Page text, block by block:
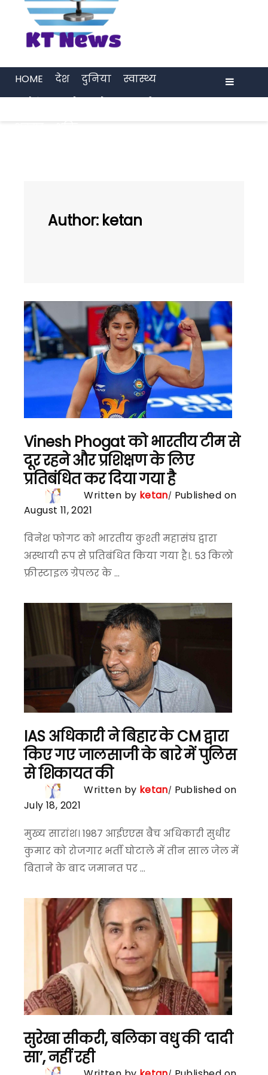
HOME देश दुनिया
स्वास्थ्य
Author: ketan
Vinesh Phogat को भारतीय टीम से
दूर रहने और प्रशिक्षण के लिए
प्रतिबंधित कर दिया गया है
Written by ketan Published on
August 11, 2021
विनेश फोगट को भारतीय कुश्ती महासंघ द्वारा
अस्थायी रूप से प्रतिबंधित किया गया है।. 53 किलो
फ्रीस्टाइल ग्रेपलर के ...
IAS अधिकारी ने बिहार के CM द्वारा
किए गए जालसाजी के बारे में पुलिस
से शिकायत की
Written by ketan Published on
July 18, 2021
मुख्य सारांश। 1987 आईएएस बैच अधिकारी सुधीर
कुमार को रोजगार भर्ती घोटाले में तीन साल जेल में
बिताने के बाद जमानत पर ...
सुरेखा सीकरी, बलिका वधु की ‘दादी
सा’, नहीं रही